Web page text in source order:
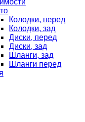
Колодки, перед
Колодки, зад
Диски, перед
Диски, зад
Шланги, зад
Шланги перед